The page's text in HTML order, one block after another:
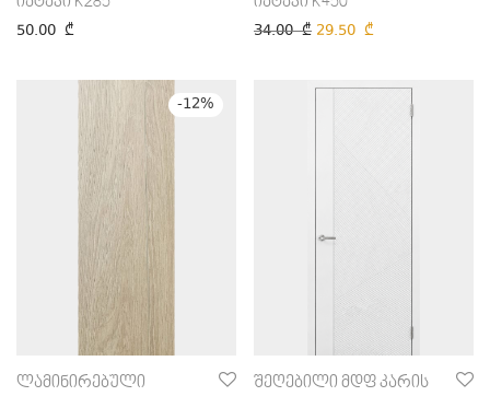
50.00 ₾ 34.00₾ 29.50 ₾
-12%
ლამინირებული
შეღებილი მდფ კარის